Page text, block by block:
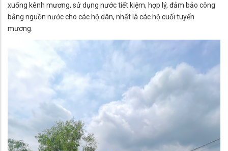
xuống kênh mương, sử dụng nước tiết kiệm, hợp lý, đảm bảo công
bằng nguồn nước cho các hộ dân, nhất là các hộ cuối tuyến
mương.